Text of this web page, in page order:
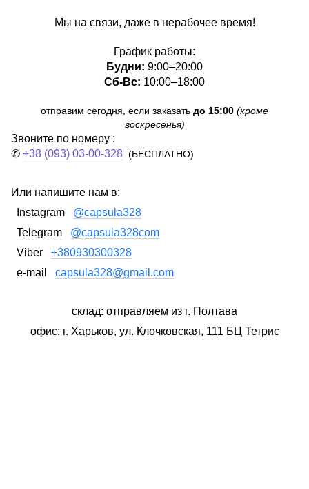
Мы на связи, даже в нерабочее время!
График работы:
Будни: 9:00–20:00
Сб-Вс: 10:00–18:00
отправим сегодня, если заказать до 15:00 (кроме
воскресенья)
Звоните по номеру :
✆ +38 (093) 03-00-328 (БЕСПЛАТНО)
Или напишите нам в:
Instagram @capsula328
Telegram @capsula328com
Viber +380930300328
e-mail capsula328@gmail.com
склад: отправляем из г. Полтава
офис: г. Харьков, ул. Клочковская, 111 БЦ Тетрис